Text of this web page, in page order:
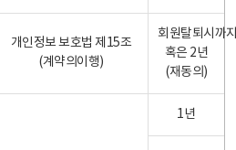
개인정보 보호법 제15조
(계약의이행)
회원탈퇴시까
혹은 2년
(재동의)
1년